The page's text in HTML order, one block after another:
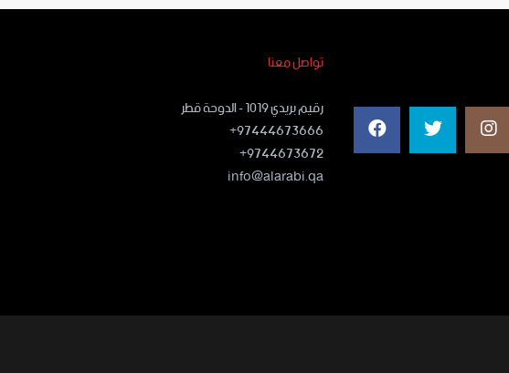
تواصل معنا
رقيم بريدي ١٠١٩ - الدوحة قطر
97444673666+
9744673672+
info@alarabi.qa